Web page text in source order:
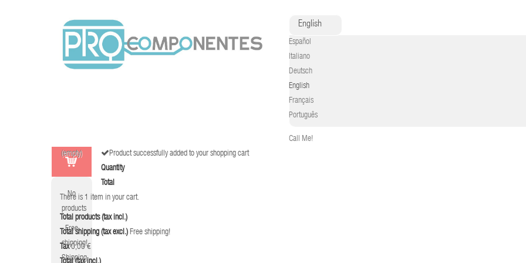
English
Español
Italiano
Deutsch
English
Français
Português
Call Me!
(empty)
No
products
Free
shipping!
Shipping
Product successfully added to your shopping cart
Quantity
Total
There is 1 item in your cart.
Total products (tax incl.)
Total shipping (tax excl.) Free shipping!
Tax 0,00 €